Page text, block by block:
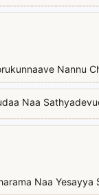
Nannu
Naa
Naa Yesayya